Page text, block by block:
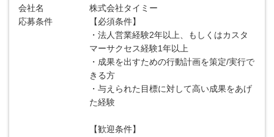
会社名
株式会社タイミー
応募条件
【必須条件】
・法人営業経験2年以上、もしくはカスタ
マーサクセス経験1年以上
・成果を出すための行動計画を策定/実行で
きる方
・与えられた目標に対して高い成果をあげ
た経験
【歓迎条件】